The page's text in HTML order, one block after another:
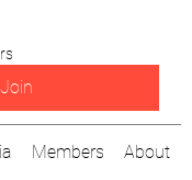
Join
Members About